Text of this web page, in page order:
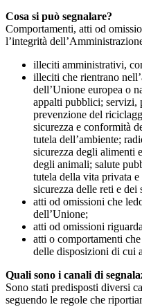
Cosa si può segnalare?
Comportamenti, atti od
l’integrità
illeciti amministrativi,
illeciti che rientrano
dell’Unione europea o
appalti pubblici; servizi,
prevenzione del
sicurezza e conformità
tutela dell’ambiente;
sicurezza degli alimenti
degli animali; salute
tutela della vita privata
sicurezza delle reti e
atti od omissioni che
dell’Unione;
atti od omissioni
atti o comportamenti
delle disposizioni di cui
Quali sono i canali di
Sono stati predisposti diversi
seguendo le regole che